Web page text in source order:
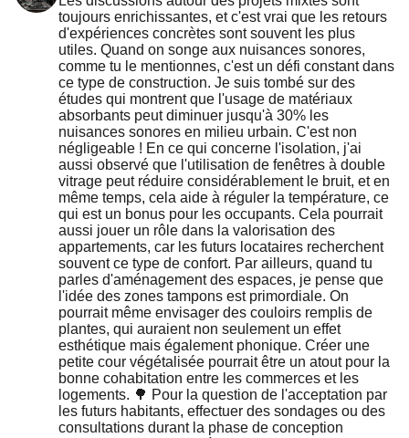
toujours enrichissantes, et c'est vrai que les retours
d'expériences concrètes sont souvent les plus
utiles. Quand on songe aux nuisances sonores,
comme tu le mentionnes, c'est un défi constant dans
ce type de construction. Je suis tombé sur des
études qui montrent que l'usage de matériaux
absorbants peut diminuer jusqu'à 30% les
nuisances sonores en milieu urbain. C'est non
négligeable ! En ce qui concerne l'isolation, j'ai
aussi observé que l'utilisation de fenêtres à double
vitrage peut réduire considérablement le bruit, et en
même temps, cela aide à réguler la température, ce
qui est un bonus pour les occupants. Cela pourrait
aussi jouer un rôle dans la valorisation des
appartements, car les futurs locataires recherchent
souvent ce type de confort. Par ailleurs, quand tu
parles d'aménagement des espaces, je pense que
l'idée des zones tampons est primordiale. On
pourrait même envisager des couloirs remplis de
plantes, qui auraient non seulement un effet
esthétique mais également phonique. Créer une
petite cour végétalisée pourrait être un atout pour la
bonne cohabitation entre les commerces et les
logements. 🌳 Pour la question de l'acceptation par
les futurs habitants, effectuer des sondages ou des
consultations durant la phase de conception